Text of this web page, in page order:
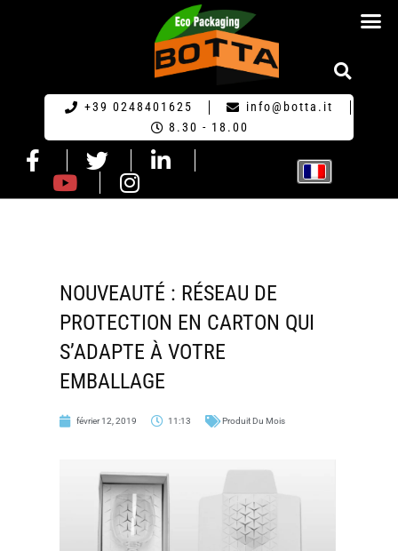
+39 0248401625
info@botta.it
8.30 - 18.00
NOUVEAUTÉ : RÉSEAU DE
PROTECTION EN CARTON QUI
S’ADAPTE À VOTRE
EMBALLAGE
février 12, 2019 11:13 Produit Du Mois